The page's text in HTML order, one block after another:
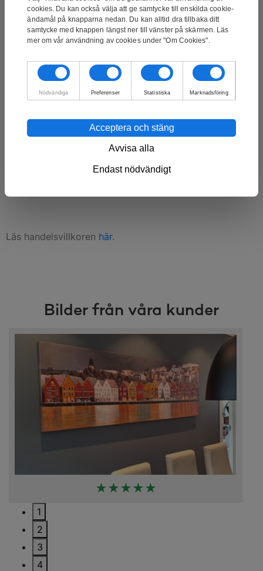
Målningen är en handmålad oljemålning av en av våra
duktiga konstnärer. Det är inte ett tryck eller något
tavlor. Oljemålningar kännetecknas av sitt goda
färgdjup.
Tavlan är spänd över en 3,5 cm tjock ram och kan
måla alla våra tavlor i alla storlekar. Om du vill veta mer,
Läs handelsvillkoren här.
Bilder från våra kunder
★★★★★
1
2
3
4
cookies. Du kan också välja att ge samtycke till enskilda cookie-
ändamål på knapparna nedan. Du kan alltid dra tillbaka ditt
samtycke med knappen längst ner till vänster på skärmen. Läs
mer om vår användning av cookies under "Om Cookies".
Nödvändiga Preferenser Statistiska Marknadsföring
Avvisa alla
Endast nödvändigt
Acceptera och stäng